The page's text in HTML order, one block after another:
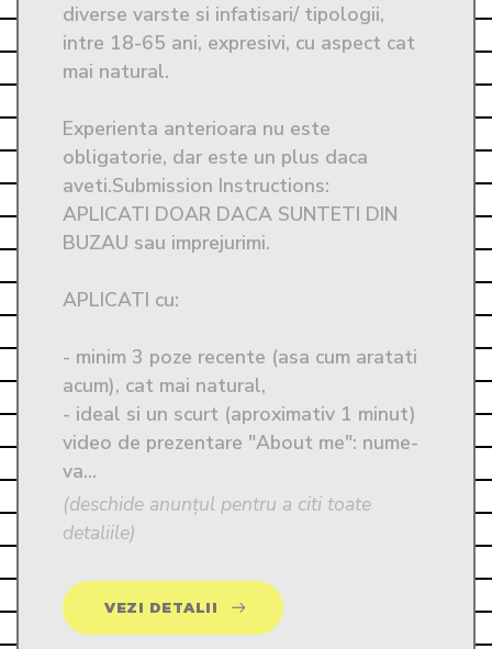
diverse varste si infatisari/ tipologii,
intre 18-65 ani, expresivi, cu aspect cat
mai natural.
Experienta anterioara nu este
obligatorie, dar este un plus daca
aveti.Submission Instructions:
APLICATI DOAR DACA SUNTETI DIN
BUZAU sau imprejurimi.
APLICATI cu:
- minim 3 poze recente (asa cum aratati
acum), cat mai natural,
- ideal si un scurt (aproximativ 1 minut)
video de prezentare "About me": nume-
va...
(deschide anunțul pentru a citi toate
detaliile)
VEZI DETALII